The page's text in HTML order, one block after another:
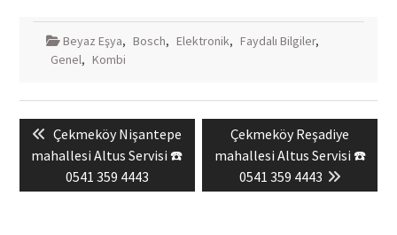
Beyaz Eşya, Bosch, Elektronik, Faydalı Bilgiler,
Genel, Kombi
gezinmesi
Previous
post:
Çekmeköy Nişantepe
mahallesi Altus Servisi ☎️
0541 359 4443
Next
post:
Çekmeköy Reşadiye
mahallesi Altus Servisi ☎️
0541 359 4443